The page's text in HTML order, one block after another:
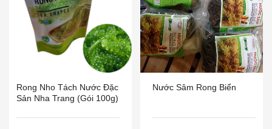
Rong Nho Tách Nước Đặc
Sản Nha Trang (gói 100g)
Nước Sâm Rong Biển